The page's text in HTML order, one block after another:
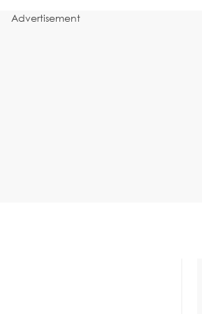
Advertisement